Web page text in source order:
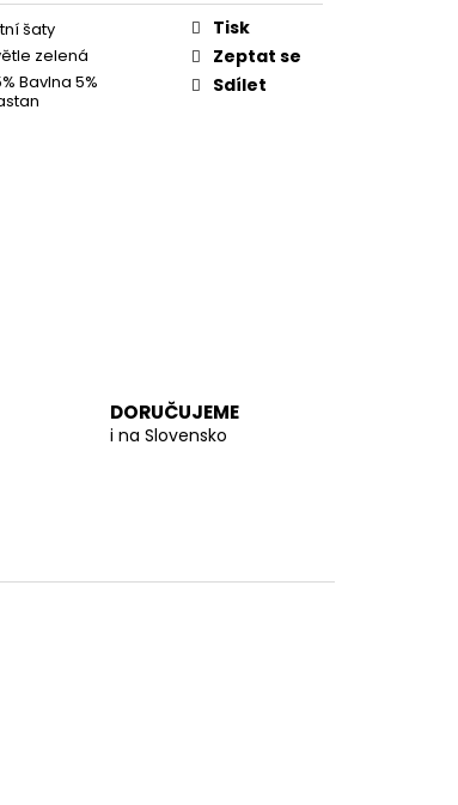
šaty
zelená
Bavlna 5%
Tisk
Zeptat se
Sdílet
DORUČUJEME
i na Slovensko
KABELKA